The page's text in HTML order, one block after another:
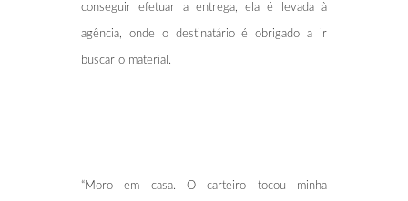
conseguir efetuar a entrega, ela é levada à
agência, onde o destinatário é obrigado a ir
buscar o material.
“Moro em casa. O carteiro tocou minha